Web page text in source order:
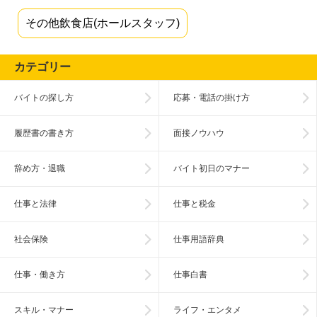
その他飲食店(ホールスタッフ)
カテゴリー
バイトの探し方 応募・電話の掛け方
履歴書の書き方 面接ノウハウ
辞め方・退職 バイト初日のマナー
仕事と法律 仕事と税金
社会保険 仕事用語辞典
仕事・働き方 仕事白書
スキル・マナー ライフ・エンタメ